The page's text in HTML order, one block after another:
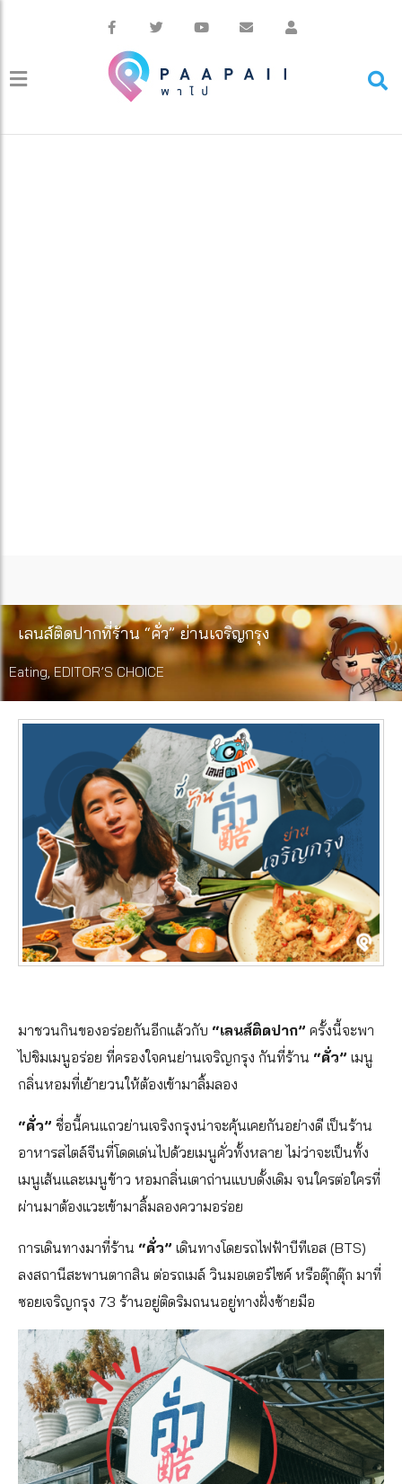
เลนส์ติดปากที่ร้าน “คั่ว” ย่านเจริญกรุง
Eating,EDITOR’S CHOICE
มาชวนกินของอร่อยกันอีกแล้วกับ “เลนส์ติดปาก” ครั้งนี้จะพา
ไปชิมเมนูอร่อย ที่ครองใจคนย่านเจริญกรุง กันที่ร้าน “คั่ว” เมนู
กลิ่นหอมที่เย้ายวนให้ต้องเข้ามาลิ้มลอง
“คั่ว” ชื่อนี้คนแถวย่านเจริงกรุงน่าจะคุ้นเคยกันอย่างดี เป็นร้าน
อาหารสไตล์จีนที่โดดเด่นไปด้วยเมนูคั่วทั้งหลาย ไม่ว่าจะเป็นทั้ง
เมนูเส้นและเมนูข้าว หอมกลิ่นเตาถ่านแบบดั้งเดิม จนใครต่อใครที่
ผ่านมาต้องแวะเข้ามาลิ้มลองความอร่อย
การเดินทางมาที่ร้าน “คั่ว” เดินทางโดยรถไฟฟ้าบีทีเอส (BTS)
ลงสถานีสะพานตากสิน ต่อรถเมล์ วินมอเตอร์ไซค์ หรือตุ๊กตุ๊ก มาที่
ซอยเจริญกรุง 73 ร้านอยู่ติดริมถนนอยู่ทางฝั่งซ้ายมือ